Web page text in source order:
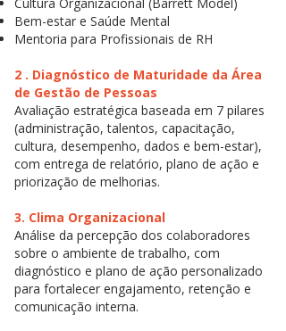
Bem-estar e Saúde Mental
Mentoria para Profissionais de RH
2 . Diagnóstico de Maturidade da Área
de Gestão de Pessoas
Avaliação estratégica baseada em 7 pilares
(administração, talentos, capacitação,
cultura, desempenho, dados e bem-estar),
com entrega de relatório, plano de ação e
priorização de melhorias.
3. Clima Organizacional
Análise da percepção dos colaboradores
sobre o ambiente de trabalho, com
diagnóstico e plano de ação personalizado
para fortalecer engajamento, retenção e
comunicação interna.